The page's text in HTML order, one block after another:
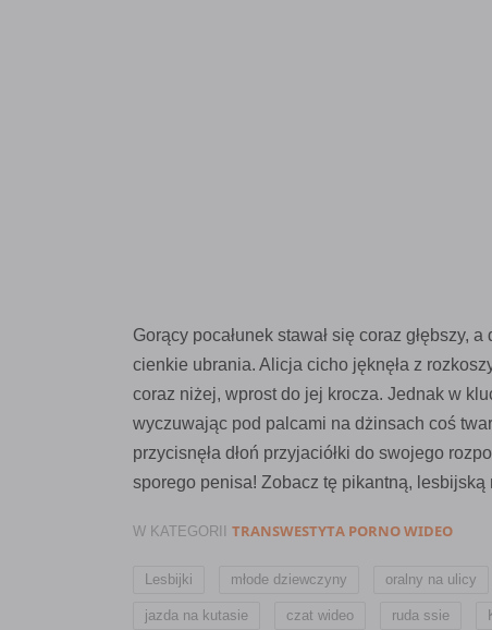
Gorący pocałunek stawał się coraz głębszy,
cienkie ubrania. Alicja cicho jęknęła z
coraz niżej, wprost do jej krocza. Jednak w
wyczuwając pod palcami na dżinsach coś
przycisnęła dłoń przyjaciółki do swojego
sporego penisa! Zobacz tę pikantną,
W KATEGORII TRANSWESTYTA PORNO WIDEO
Lesbijki młode dziewczyny oralny na ulicy
jazda na kutasie czat wideo ruda ssie